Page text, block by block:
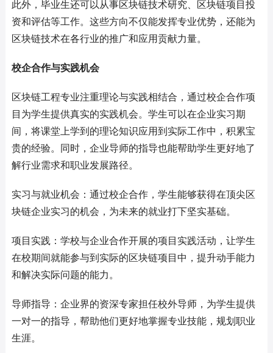
此外，毕业生还可以从事区块链技术研究、区块链项目投
资和评估等工作。这些方向不仅能发挥专业优势，还能为
区块链技术在各行业的推广和应用贡献力量。
校企合作与实践机会
区块链工程专业注重理论与实践相结合，通过校企合作项
目为学生提供真实的实践机会。学生可以在企业实习期
间，将课堂上学到的理论知识应用到实际工作中，积累宝
贵的经验。同时，企业导师的指导也能帮助学生更好地了
解行业需求和职业发展路径。
实习与就业机会：通过校企合作，学生能够获得在顶尖区
块链企业实习的机会，为未来的就业打下坚实基础。
项目实践：学校与企业合作开展的项目实践活动，让学生
在校期间就能参与到实际的区块链项目中，提升动手能力
和解决实际问题的能力。
导师指导：企业界的资深专家担任校外导师，为学生提供
一对一的指导，帮助他们更好地掌握专业技能，规划职业
生涯。